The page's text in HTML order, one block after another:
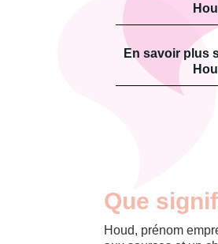
En savoir plus
Que
Houd, prénom